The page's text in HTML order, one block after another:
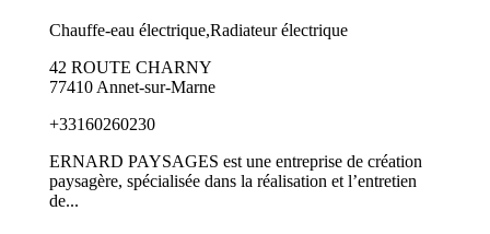
Chauffe-eau électrique,Radiateur électrique
42 ROUTE CHARNY
77410 Annet-sur-Marne
+33160260230
ERNARD PAYSAGES est une entreprise de création
paysagère, spécialisée dans la réalisation et l’entretien
de...